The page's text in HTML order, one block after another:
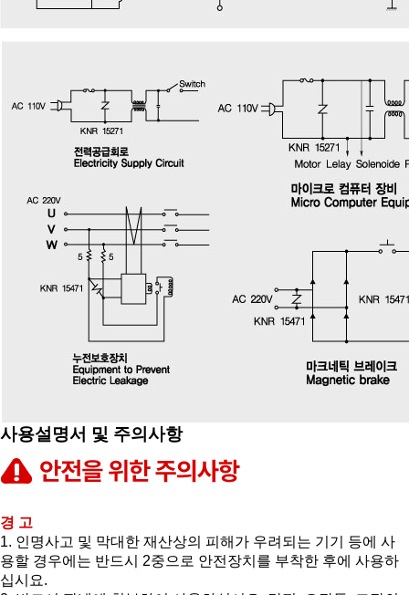
사용설명서 및 주의사항
경 고
1. 인명사고 및 막대한 재산상의 피해가 우려되는 기기 등에 사
용할 경우에는 반드시 2중으로 안전장치를 부착한 후에 사용하
십시요.